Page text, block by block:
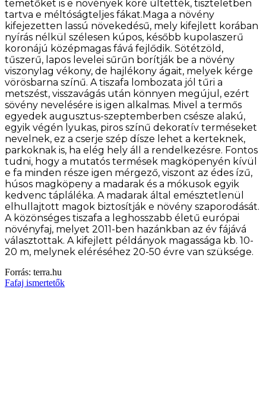
temetőket is e növények köré ültették, tiszteletben
tartva e méltóságteljes fákat.Maga a növény
kifejezetten lassú növekedésű, mely kifejlett korában
nyírás nélkül szélesen kúpos, később kupolaszerű
koronájú középmagas fává fejlődik. Sötétzöld,
tűszerű, lapos levelei sűrűn borítják be a növény
viszonylag vékony, de hajlékony ágait, melyek kérge
vörösbarna színű. A tiszafa lombozata jól tűri a
metszést, visszavágás után könnyen megújul, ezért
sövény nevelésére is igen alkalmas. Mivel a termős
egyedek augusztus-szeptemberben csésze alakú,
egyik végén lyukas, piros színű dekoratív terméseket
nevelnek, ez a cserje szép dísze lehet a kerteknek,
parkoknak is, ha elég hely áll a rendelkezésre. Fontos
tudni, hogy a mutatós termések magköpenyén kívül
e fa minden része igen mérgező, viszont az édes ízű,
húsos magköpeny a madarak és a mókusok egyik
kedvenc tápláléka. A madarak által emésztetlenül
elhullajtott magok biztosítják e növény szaporodását.
A közönséges tiszafa a leghosszabb életű európai
növényfaj, melyet 2011-ben hazánkban az év fájává
választottak. A kifejlett példányok magassága kb. 10-
20 m, melynek eléréséhez 20-50 évre van szüksége.
Forrás: terra.hu
Fafaj ismertetők